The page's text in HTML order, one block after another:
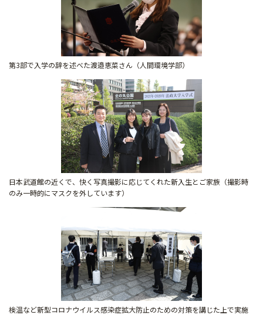
第3部で入学の辞を述べた渡邉恵菜さん（人間環境学部）
日本武道館の近くで、快く写真撮影に応じてくれた新入生とご家族（撮影時
のみ一時的にマスクを外しています）
検温など新型コロナウイルス感染症拡大防止のための対策を講じた上で実施